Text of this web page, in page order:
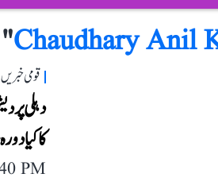
Chaudhary Anil
قومی خبریں
دہلی پر
کا کیا
PM